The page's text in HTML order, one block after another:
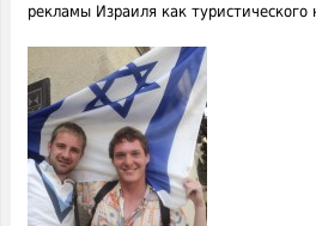
рекламы Израиля как туристического